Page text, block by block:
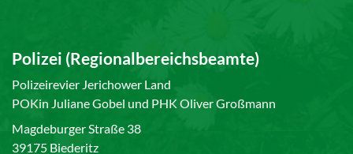
Polizei (Regionalbereichsbeamte)
Polizeirevier Jerichower Land
POKin Juliane Gobel und PHK Oliver Großmann
Magdeburger Straße 38
39175 Biederitz